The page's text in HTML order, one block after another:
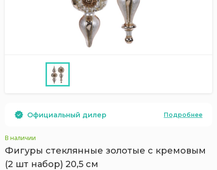
Официальный дилер Подробнее
В наличии
Фигуры стеклянные золотые с кремовым
(2 шт набор) 20,5 см